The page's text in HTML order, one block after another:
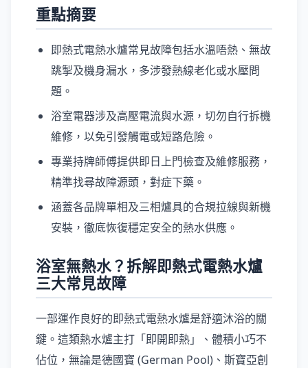
重點摘要
即熱式電熱水爐常見故障包括水溫唔熱、無故
跳掣及機身漏水，多涉發熱線老化或水壓問
題。
浴室電器涉及高壓電流與水源，切勿自行拆機
維修，以免引發觸電或短路危險。
專業持牌師傅提供即日上門檢查及維修服務，
精準找尋故障源頭，對症下藥。
涵蓋各品牌單相及三相爐具的合規拉線與新機
安裝，徹底恢復穩定安全的熱水供應。
浴室無熱水？拆解即熱式電熱水爐
三大常見故障
一部運作良好的即熱式電熱水爐是舒適沐浴的關
鍵。這類熱水爐主打「即開即熱」、體積小巧不
佔位，無論是德國寶 (German Pool)、斯寶亞創